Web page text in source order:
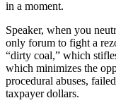
in a moment.
Speaker, when you
only forum to fight a
“dirty coal,” which
which minimizes the
procedural abuses,
taxpayer dollars.